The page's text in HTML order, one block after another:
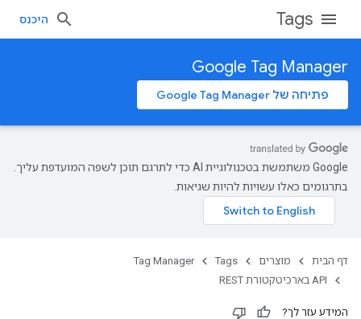
Tags היכנס
Google Tag Manager
פתיחה של Google Tag Manager
‫Google משתמשת בטכנולוגיית AI כדי לתרגם תוכן לשפה המועדפת עליך.
בתרגומים כאלו עשויות להיות שגיאות.
דף הבית מוצרים Tags
Tag Manager
‫API בארכיטקטורת REST
המידע עזר לך?